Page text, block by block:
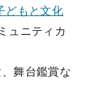
どもと文化
ュニティカ
舞台鑑賞な